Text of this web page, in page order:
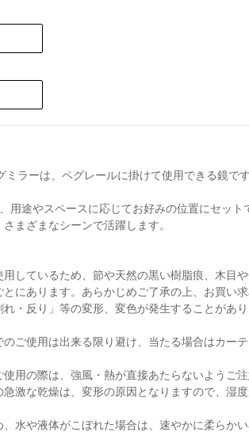
ラーは、ペグレールに掛けて使用できる鏡です
用途やスペースに応じてお好みの位置にセット
まざまなシーンで活躍します。
しているため、節や天然の黒い樹脂痕、木目
にあります。あらかじめご了承の上、お買い求
・反り」等の変形、変色が発生することがあ
のご使用は出来る限り避け、当たる場合はカー
使用の際は、強風・熱が直接あたらないようご注
急激な乾燥は、変形の原因となりますので、湿
、水や液体がこぼれた場合は、速やかに柔らか